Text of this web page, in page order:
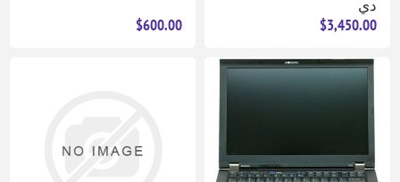
دي
$3,450.00
$600.00